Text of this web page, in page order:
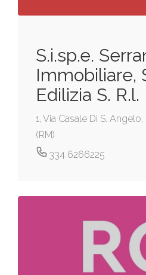
S.i.sp.e.
Immobiliare,
Edilizia S. R.l.
1, Via Casale Di S.
(RM)
334 6266225